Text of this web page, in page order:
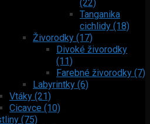
(22)
Tanganika
cichlidy (18)
Živorodky (17)
Divoké živorodky
(11)
Farebné živorodky (7)
Labyrintky (6)
Vtáky (21)
Cicavce (10)
(75)